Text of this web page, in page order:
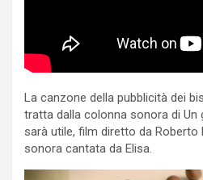
La canzone della pubblicità dei
tratta dalla colonna sonora di
sarà utile, film diretto da
sonora cantata da Elisa.